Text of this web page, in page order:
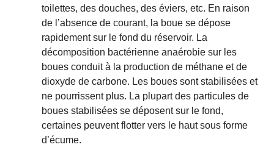
toilettes, des douches, des éviers, etc. En raison
de l’absence de courant, la boue se dépose
rapidement sur le fond du réservoir. La
décomposition bactérienne anaérobie sur les
boues conduit à la production de méthane et de
dioxyde de carbone. Les boues sont stabilisées et
ne pourrissent plus. La plupart des particules de
boues stabilisées se déposent sur le fond,
certaines peuvent flotter vers le haut sous forme
d’écume.